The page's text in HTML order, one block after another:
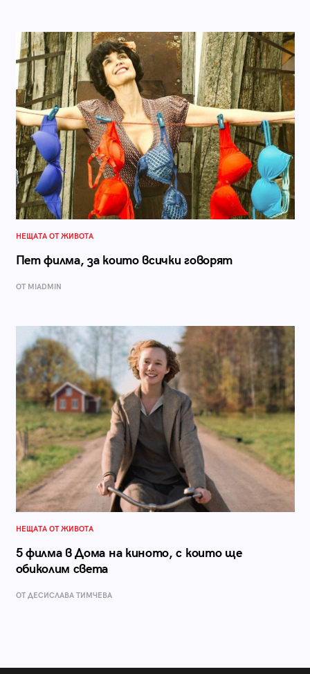
НЕЩАТА ОТ ЖИВОТА
Пет филма, за които всички говорят
ОТ MIADMIN
НЕЩАТА ОТ ЖИВОТА
5 филма в Дома на киното, с които ще
обиколим света
ОТ ДЕСИСЛАВА ТИМЧЕВА